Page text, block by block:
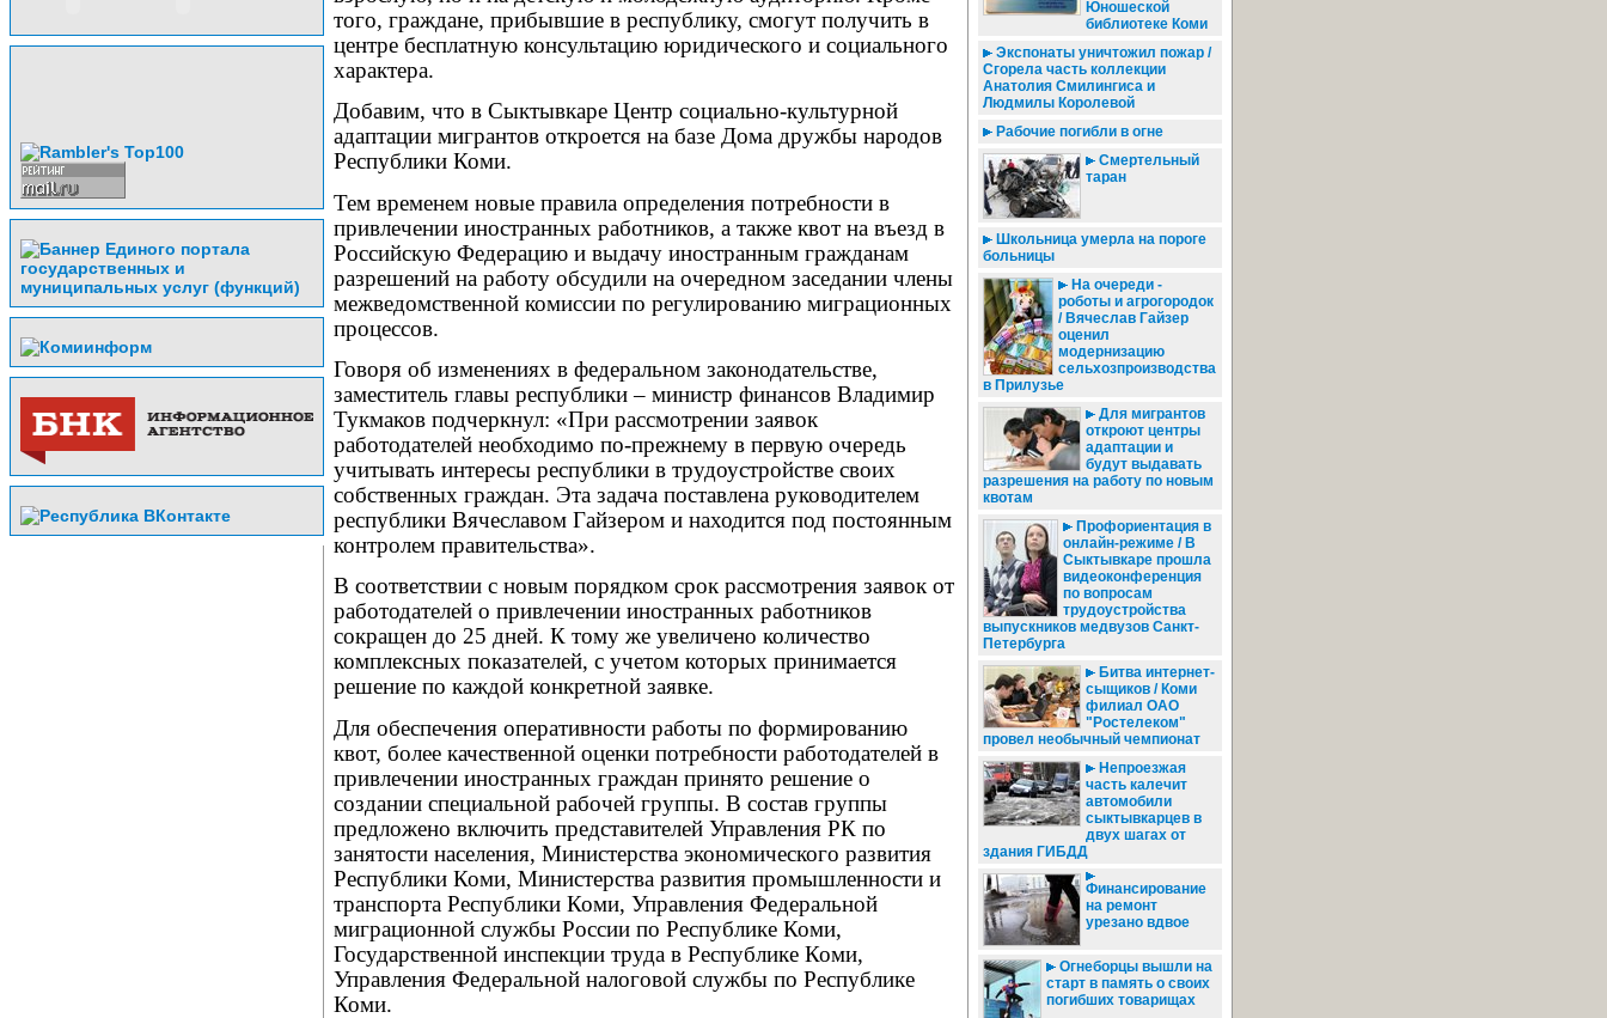
того, граждане, прибывшие в республику, смогут получить в
центре бесплатную консультацию юридического и социального
характера.
Добавим, что в Сыктывкаре Центр социально-культурной
адаптации мигрантов откроется на базе Дома дружбы народов
Республики Коми.
Тем временем новые правила определения потребности в
привлечении иностранных работников, а также квот на въезд в
Российскую Федерацию и выдачу иностранным гражданам
разрешений на работу обсудили на очередном заседании члены
межведомственной комиссии по регулированию миграционных
процессов.
Говоря об изменениях в федеральном законодательстве,
заместитель главы республики – министр финансов Владимир
Тукмаков подчеркнул: «При рассмотрении заявок
работодателей необходимо по-прежнему в первую очередь
учитывать интересы республики в трудоустройстве своих
собственных граждан. Эта задача поставлена руководителем
республики Вячеславом Гайзером и находится под постоянным
контролем правительства».
В соответствии с новым порядком срок рассмотрения заявок от
работодателей о привлечении иностранных работников
сокращен до 25 дней. К тому же увеличено количество
комплексных показателей, с учетом которых принимается
решение по каждой конкретной заявке.
Для обеспечения оперативности работы по формированию
квот, более качественной оценки потребности работодателей в
привлечении иностранных граждан принято решение о
создании специальной рабочей группы. В состав группы
предложено включить представителей Управления РК по
занятости населения, Министерства экономического развития
Республики Коми, Министерства развития промышленности и
транспорта Республики Коми, Управления Федеральной
миграционной службы России по Республике Коми,
Государственной инспекции труда в Республике Коми,
Управления Федеральной налоговой службы по Республике
Коми.
Юношеской
библиотеке Коми
Экспонаты уничтожил пожар /
Сгорела часть коллекции
Анатолия Смилингиса и
Людмилы Королевой
Рабочие погибли в огне
Смертельный
таран
Школьница умерла на пороге
больницы
На очереди -
роботы и агрогородок
/ Вячеслав Гайзер
оценил
модернизацию
сельхозпроизводства
в Прилузье
Для мигрантов
откроют центры
адаптации и
будут выдавать
разрешения на работу по новым
квотам
Профориентация в
онлайн-режиме / В
Сыктывкаре прошла
видеоконференция
по вопросам
трудоустройства
выпускников медвузов Санкт-
Петербурга
Битва интернет-
сыщиков / Коми
филиал ОАО
"Ростелеком"
провел необычный чемпионат
Непроезжая
часть калечит
автомобили
сыктывкарцев в
двух шагах от
здания ГИБДД
Финансирование
на ремонт
урезано вдвое
Огнеборцы вышли на
старт в память о своих
погибших товарищах